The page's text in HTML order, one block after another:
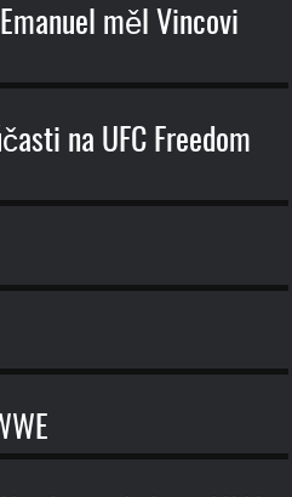
měl Vincovi
na UFC Freedom